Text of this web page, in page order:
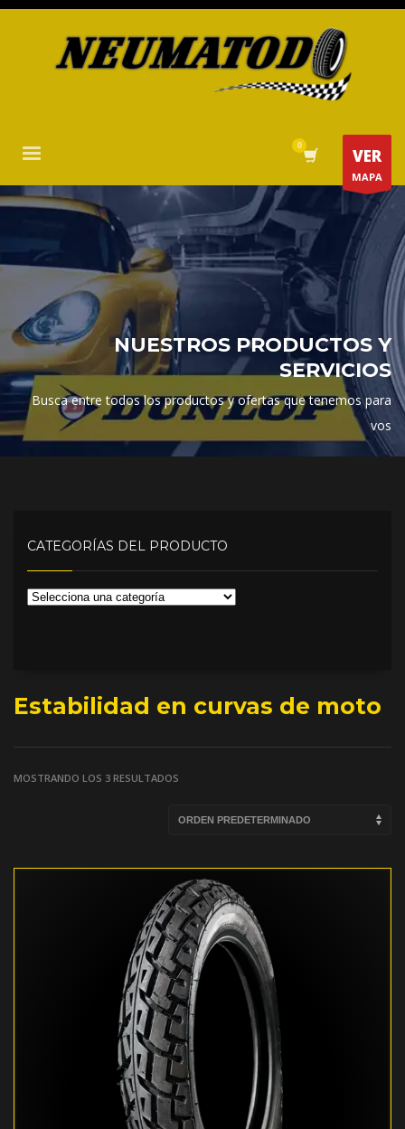
VER
MAPA
NUESTROS PRODUCTOS Y
SERVICIOS
Busca entre todos los productos y ofertas que tenemos para
vos
Estabilidad en curvas de moto
MOSTRANDO LOS 3 RESULTADOS
CATEGORÍAS DEL PRODUCTO